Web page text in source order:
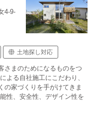
4-9-
土地探し対応
さまのためになるものをつ
よる自社施工にこだわり、
の家づくりを手がけてきま
性、安全性、デザイン性を